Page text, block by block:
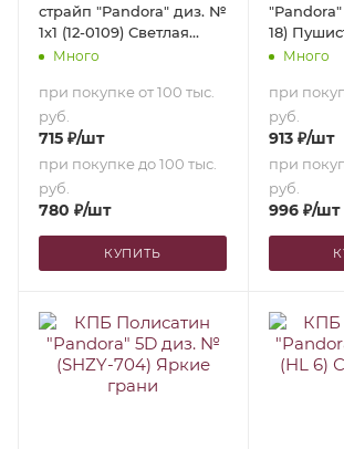
страйп "Pandora" диз. №
1х1 (12-0109) Светлая
мята (N) (1,5-сп.)
Много
при покупке от 100 тыс.
руб.
715 ₽/шт
при покупке до 100 тыс.
руб.
780 ₽/шт
КУПИТЬ
18)
сп. сМного
при
руб.
913₽/шт
при
руб.
996₽/шт